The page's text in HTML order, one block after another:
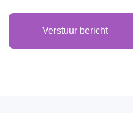
Verstuur bericht